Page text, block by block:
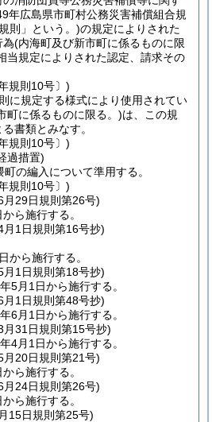
年広島県市町村公務災害補償組合規
則」という。)の規定によりされた
為(内海町及び新市町に係るものに限
当規定によりされた認定、請求その
規則10号〕)
に規定する様式により使用されてい
町に係るものに限る。)は、この規
書類とみなす。
規則10号〕)
過措置)
の編入について準用する。
規則10号〕)
月29日規則第26号)
ら施行する。
月1日規則第16号抄)
から施行する。
月1日規則第18号抄)
5月1日から施行する。
月1日規則第48号抄)
6月1日から施行する。
月31日規則第15号抄)
4月1日から施行する。
月20日規則第21号)
ら施行する。
月24日規則第26号)
ら施行する。
15日規則第25号)